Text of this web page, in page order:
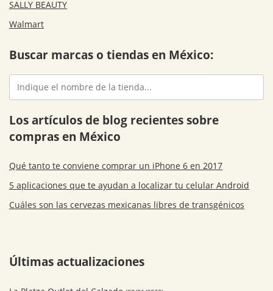
SALLY BEAUTY
Walmart
Buscar marcas o tiendas en México:
Los artículos de blog recientes sobre
compras en México
Qué tanto te conviene comprar un iPhone 6 en 2017
5 aplicaciones que te ayudan a localizar tu celular Android
Cuáles son las cervezas mexicanas libres de transgénicos
Últimas actualizaciones